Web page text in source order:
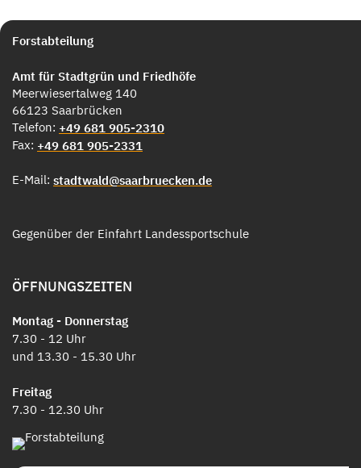
Forstabteilung
Amt für Stadtgrün und Friedhöfe
Meerwiesertalweg 140
66123 Saarbrücken
Telefon: +49 681 905-2310
Fax: +49 681 905-2331
E-Mail: stadtwald@saarbruecken.de
Gegenüber der Einfahrt Landessportschule
ÖFFNUNGSZEITEN
Montag - Donnerstag
7.30 - 12 Uhr
und 13.30 - 15.30 Uhr
Freitag
7.30 - 12.30 Uhr